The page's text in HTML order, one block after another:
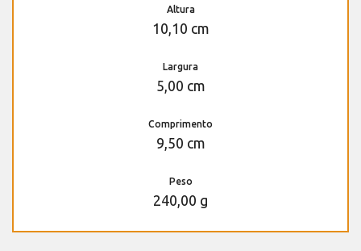
Altura
10,10 cm
Largura
5,00 cm
Comprimento
9,50 cm
Peso
240,00 g